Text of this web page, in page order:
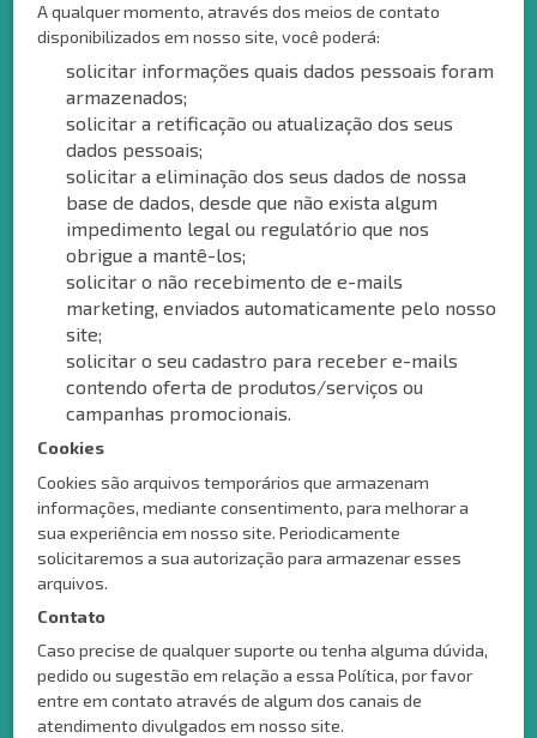
A qualquer momento, através dos meios de contato
disponibilizados em nosso site, você poderá:
solicitar informações quais dados pessoais foram
armazenados;
solicitar a retificação ou atualização dos seus
dados pessoais;
solicitar a eliminação dos seus dados de nossa
base de dados, desde que não exista algum
impedimento legal ou regulatório que nos
obrigue a mantê-los;
solicitar o não recebimento de e-mails
marketing, enviados automaticamente pelo nosso
site;
solicitar o seu cadastro para receber e-mails
contendo oferta de produtos/serviços ou
campanhas promocionais.
Cookies
Cookies são arquivos temporários que armazenam
informações, mediante consentimento, para melhorar a
sua experiência em nosso site. Periodicamente
solicitaremos a sua autorização para armazenar esses
arquivos.
Contato
Caso precise de qualquer suporte ou tenha alguma dúvida,
pedido ou sugestão em relação a essa Política, por favor
entre em contato através de algum dos canais de
atendimento divulgados em nosso site.